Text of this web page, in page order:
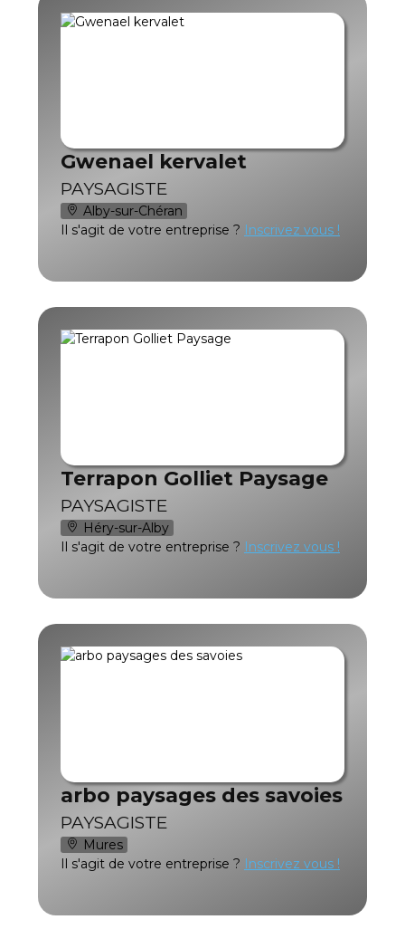
Gwenael kervalet
PAYSAGISTE
Alby-sur-Chéran
Il s'agit de votre entreprise ? Inscrivez vous !
Terrapon Golliet Paysage
PAYSAGISTE
Héry-sur-Alby
Il s'agit de votre entreprise ? Inscrivez vous !
arbo paysages des savoies
PAYSAGISTE
Mures
Il s'agit de votre entreprise ? Inscrivez vous !